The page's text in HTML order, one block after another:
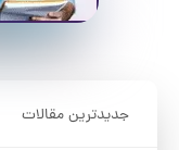
جدیدترین مقالات